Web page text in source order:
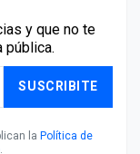
y que no te
pública.
SUSCRIBITE
la Política de
.